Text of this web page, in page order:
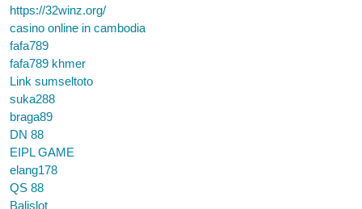
https://32winz.org/
casino online in cambodia
fafa789
fafa789 khmer
Link sumseltoto
suka288
braga89
DN 88
EIPL GAME
elang178
QS 88
Balislot